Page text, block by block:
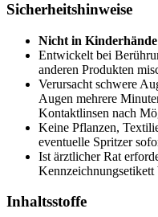
Sicherheitshinweise
Nicht in Kinderhände
Entwickelt bei
anderen Produkten
Verursacht schwere
Augen mehrere
Kontaktlinsen nach
Keine Pflanzen,
eventuelle Spritzer
Ist ärztlicher Rat
Kennzeichnungsetikett
Inhaltsstoffe